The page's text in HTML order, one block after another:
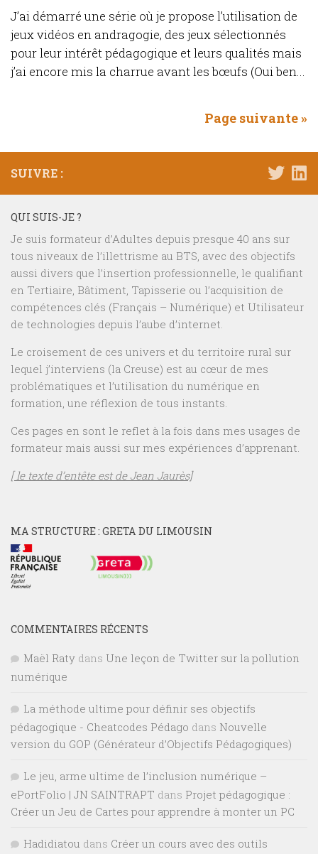
J’ai démarré une série où je propose l’utilisation de
jeux vidéos en andragogie, des jeux sélectionnés
pour leur intérêt pédagogique et leurs qualités mais
j’ai encore mis la charrue avant les bœufs (Oui ben...
Page suivante »
SUIVRE :
QUI SUIS-JE ?
Je suis formateur d’Adultes depuis presque 40 ans sur
tous niveaux de l’illettrisme au BTS, avec des objectifs
aussi divers que l’insertion professionnelle, le qualifiant
en Tertiaire, Bâtiment, Tapisserie ou l’acquisition de
compétences clés (Français – Numérique) et Utilisateur
de technologies depuis l’aube d’internet.
Le croisement de ces univers et du territoire rural sur
lequel j’interviens (la Creuse) est au cœur de mes
problématiques et l’utilisation du numérique en
formation, une réflexion de tous instants.
Ces pages en sont le reflet à la fois dans mes usages de
formateur mais aussi sur mes expériences d’apprenant.
[ le texte d’entête est de Jean Jaurès]
MA STRUCTURE : GRETA DU LIMOUSIN
COMMENTAIRES RÉCENTS
Maël Raty dans Une leçon de Twitter sur la pollution
numérique
La méthode ultime pour définir ses objectifs
pédagogique - Cheatcodes Pédago dans Nouvelle
version du GOP (Générateur d’Objectifs Pédagogiques)
Le jeu, arme ultime de l’inclusion numérique –
ePortFolio | JN SAINTRAPT dans Projet pédagogique :
Créer un Jeu de Cartes pour apprendre à monter un PC
Hadidiatou dans Créer un cours avec des outils